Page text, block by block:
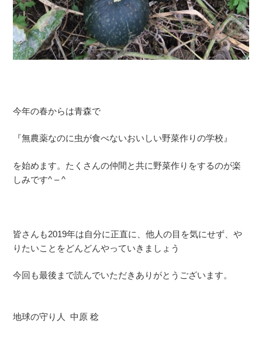
今年の春からは青森で
『無農薬なのに虫が食べないおいしい野菜作りの学校』
を始めます。たくさんの仲間と共に野菜作りをするのが楽
しみです^ – ^
皆さんも2019年は自分に正直に、他人の目を気にせず、や
りたいことをどんどんやっていきましょう
今回も最後まで読んでいただきありがとうございます。
地球の守り人 中原 稔